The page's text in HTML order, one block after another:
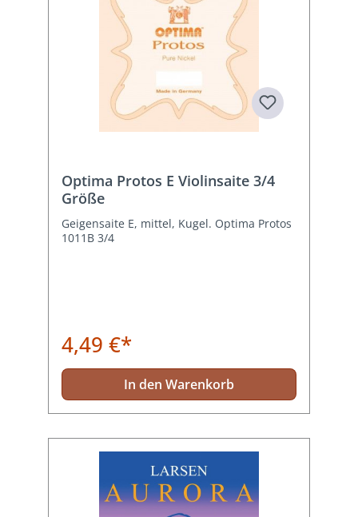
Optima Protos E Violinsaite 3/4
Größe
Geigensaite E, mittel, Kugel. Optima Protos
1011B 3/4
4,49 €*
In den Warenkorb